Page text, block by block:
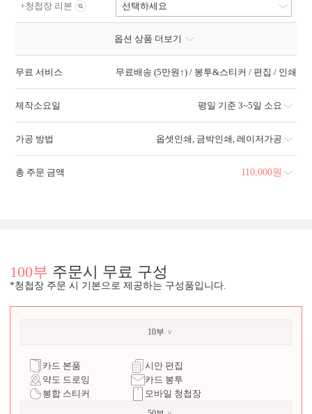
+청첩장 리본 선택하세요
옵션 상품 더보기
무료 서비스 무료배송 (5만원↑) / 봉투&스티커 / 편집 / 인쇄
제작소요일 평일 기준 3~5일 소요
가공 방법 옵셋인쇄 금박인쇄 레이저가공
총 주문 금액 110,000원
100부 주문시 무료 구성
*청첩장 주문 시 기본으로 제공하는 구성품입니다.
10부
카드 본품
시안 편집
약도 드로잉
카드 봉투
봉합 스티커
모바일 청첩장